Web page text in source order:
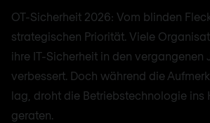
OT-Sicherheit 2026: Vom blinden
strategischen Priorität. Viele
ihre IT-Sicherheit in den vergangenen
verbessert. Doch während die
lag, droht die Betriebstechnologie ins
geraten.